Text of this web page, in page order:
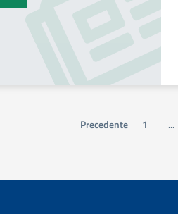
Precedente 1 ...